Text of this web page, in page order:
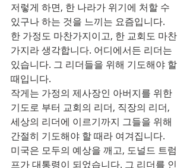
저렇게 하면, 한 나라가 위기에 처할 수
있구나 하는 것을 느끼는 요즘입니다.
한 가정도 마찬가지이고, 한 교회도 마찬
가지라 생각합니다. 어디에서든 리더는
있습니다. 그 리더들을 위해 기도해야 할
때입니다.
작게는 가정의 제사장인 아버지를 위한
기도로 부터 교회의 리더, 직장의 리더,
세상의 리더에 이르기까지 그들을 위해
간절히 기도해야 할 때라 여겨집니다.
미국은 모두의 예상을 깨고, 도널드 트럼
프가 대통령이 되었습니다. 그 리더를 인